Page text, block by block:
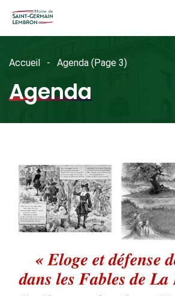
Accueil Agenda (Page 3)
Agenda